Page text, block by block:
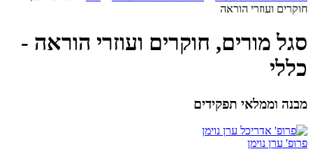
חוקרים ועוזרי הוראה
סגל מורים, חוקרים ועוזרי הוראה -
כללי
מבנה וממלאי תפקידים
פרופ' ערן נוימן